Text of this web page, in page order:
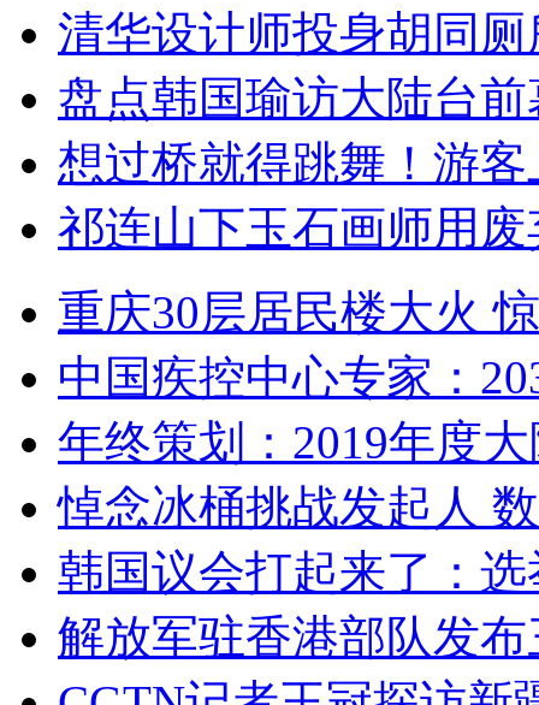
清华设计师投身胡同
盘点韩国瑜访大陆台
想过桥就得跳舞！游客
祁连山下玉石画师用
重庆30层居民楼大火
中国疾控中心专家：
年终策划：2019年度
悼念冰桶挑战发起人
韩国议会打起来了：
解放军驻香港部队发